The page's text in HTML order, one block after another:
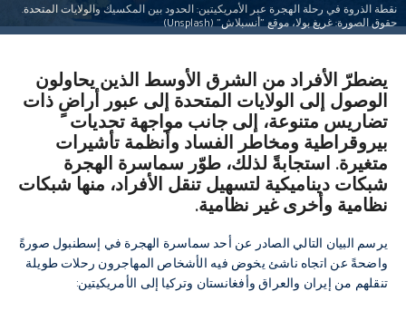
نقطة الذروة في رحلة الهجرة عبر الأمريكيتين: الحدود بين المكسيك والولايات المتحدة.
حقوق الصورة: غريغ بولا، موقع "أنسبلاش" (Unsplash)
يضطرّ الأفراد من الشرق الأوسط الذين يحاولون
الوصول إلى الولايات المتحدة إلى عبور أراضٍ ذات
تضاريس متنوعة، إلى جانب مواجهة تحديات
بيروقراطية ومخاطر الفساد وأنظمة تأشيرات
متغيرة. استجابةً لذلك، طوّر سماسرة الهجرة
شبكات ديناميكية لتسهيل تنقل الأفراد، منها شبكات
نظامية وأخرى غير نظامية.
يرسم البيان التالي الصادر عن أحد سماسرة الهجرة في إسطنبول صورةً
واضحةً عن اتجاه ناشئ يخوض فيه الأشخاص المهاجرون رحلات طويلة
تنقلهم من إيران والعراق وأفغانستان وتركيا إلى الأمريكيتين: